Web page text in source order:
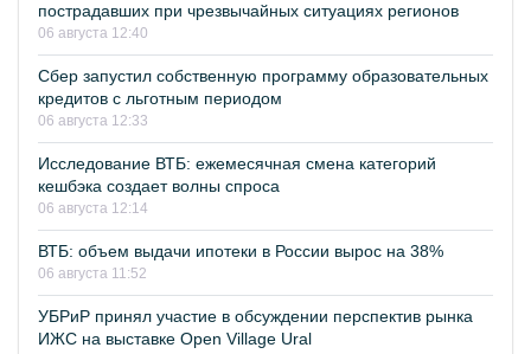
пострадавших при чрезвычайных ситуациях регионов
06 августа 12:40
Сбер запустил собственную программу образовательных
кредитов с льготным периодом
06 августа 12:33
Исследование ВТБ: ежемесячная смена категорий
кешбэка создает волны спроса
06 августа 12:14
ВТБ: объем выдачи ипотеки в России вырос на 38%
06 августа 11:52
УБРиР принял участие в обсуждении перспектив рынка
ИЖС на выставке Open Village Ural